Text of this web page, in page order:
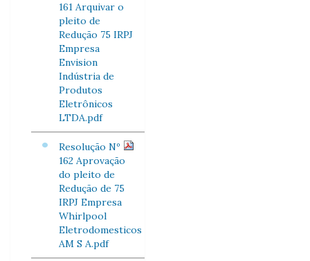
161 Arquivar o
pleito de
Redução 75 IRPJ
Empresa
Envision
Indústria de
Produtos
Eletrônicos
LTDA.pdf
Resolução Nº
162 Aprovação
do pleito de
Redução de 75
IRPJ Empresa
Whirlpool
Eletrodomesticos
AM S A.pdf